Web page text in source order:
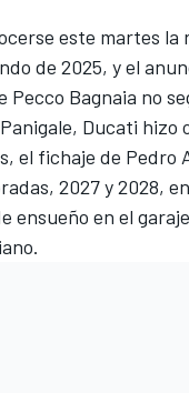
este martes la
de 2025, y el
Pecco Bagnaia no
Ducati hizo
el fichaje de Pedro
2027 y 2028,
ensueño en el